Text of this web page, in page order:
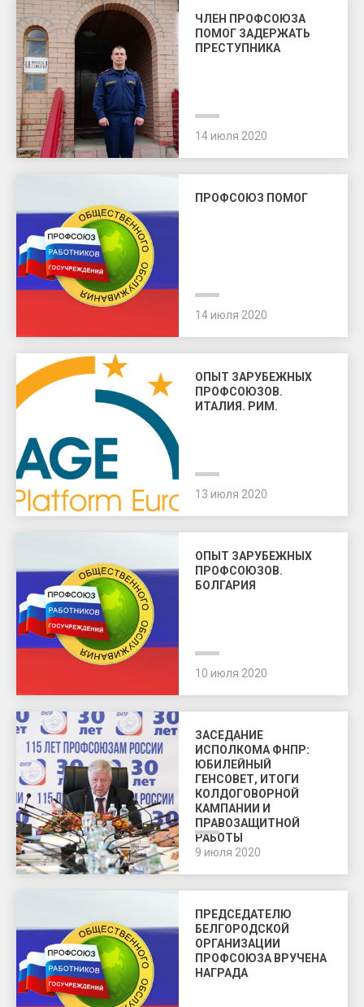
ЧЛЕН ПРОФСОЮЗА
ПОМОГ ЗАДЕРЖАТЬ
ПРЕСТУПНИКА
14 июля 2020
ПРОФСОЮЗ ПОМОГ
14 июля 2020
ОПЫТ ЗАРУБЕЖНЫХ
ПРОФСОЮЗОВ.
ИТАЛИЯ. РИМ.
13 июля 2020
ОПЫТ ЗАРУБЕЖНЫХ
ПРОФСОЮЗОВ.
БОЛГАРИЯ
10 июля 2020
ЗАСЕДАНИЕ
ИСПОЛКОМА ФНПР:
ЮБИЛЕЙНЫЙ
ГЕНСОВЕТ, ИТОГИ
КОЛДОГОВОРНОЙ
КАМПАНИИ И
ПРАВОЗАЩИТНОЙ
РАБОТЫ
9 июля 2020
ПРЕДСЕДАТЕЛЮ
БЕЛГОРОДСКОЙ
ОРГАНИЗАЦИИ
ПРОФСОЮЗА ВРУЧЕНА
НАГРАДА